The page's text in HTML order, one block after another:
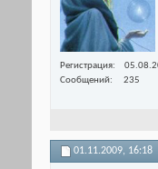
Регистрация
Сообщений
235
01.11.2009, 16:18